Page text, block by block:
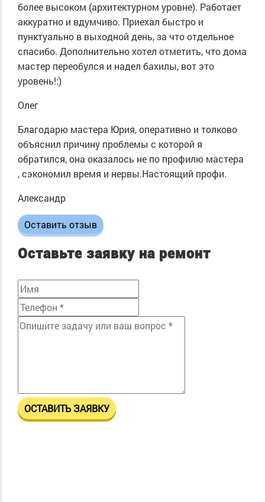
более высоком (архитектурном уровне). Работает
аккуратно и вдумчиво. Приехал быстро и
пунктуально в выходной день, за что отдельное
спасибо. Дополнительно хотел отметить, что дома
мастер переобулся и надел бахилы, вот это
уровень!:)
Олег
Благодарю мастера Юрия, оперативно и толково
объяснил причину проблемы с которой я
обратился, она оказалось не по профилю мастера
, сэкономил время и нервы.Настоящий профи.
Александр
Оставить отзыв
Оставьте заявку на ремонт